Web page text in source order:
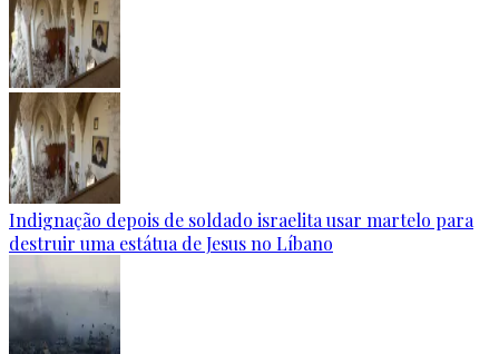
Indignação depois de soldado israelita usar martelo para
destruir uma estátua de Jesus no Líbano